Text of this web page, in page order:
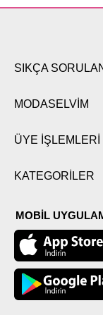
50
SIKÇA
MODASELVİM
ÜYE İŞLEMLERİ
KATEGORİLER
MOBİL